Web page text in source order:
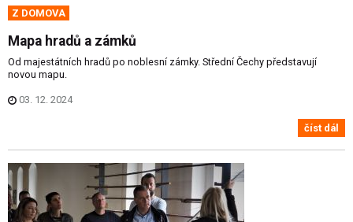
Z DOMOVA
Mapa hradů a zámků
Od majestátních hradů po noblesní zámky. Střední Čechy představují
novou mapu.
03. 12. 2024
číst dál